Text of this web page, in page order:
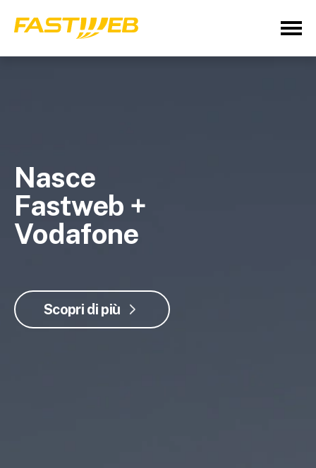
Nasce
Fastweb +
Vodafone
Scopri di più